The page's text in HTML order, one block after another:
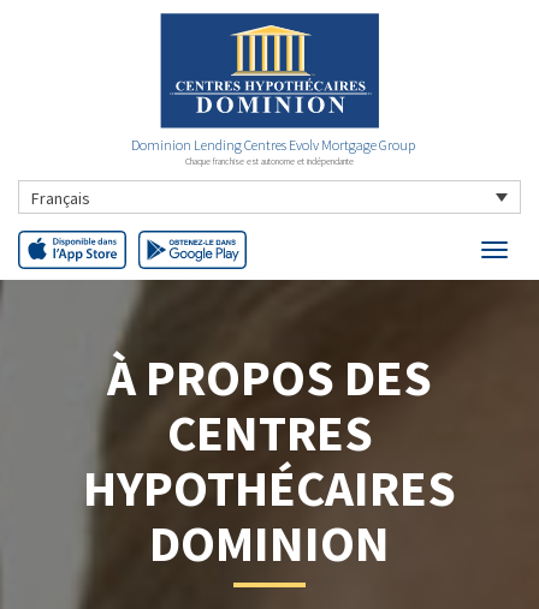
Dominion Lending Centres Evolv Mortgage Group
Chaque franchise est autonome et indépendante
Français
À PROPOS DES
CENTRES
HYPOTHÉCAIRES
DOMINION